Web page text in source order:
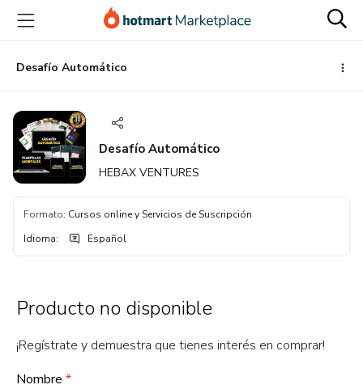
principal
página
de
página
Desafío Automático
Desafío Automático
HEBAX VENTURES
Formato: Cursos online y Servicios de Suscripción
Idioma: Español
Producto no disponible
¡Regístrate y demuestra que tienes interés en comprar!
Nombre *